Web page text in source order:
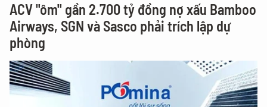
ACV "ôm" gần 2.700 tỷ đồng nợ xấu Bamboo
Airways, SGN và Sasco phải trích lập dự
phòng